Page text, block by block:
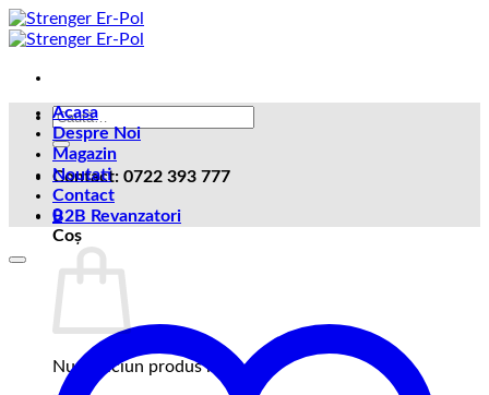
Skip
to
Caută
după:
Contact: 0722 393 777
0
Coș
Nu ai niciun produs în coș.
Acasa
Despre Noi
Magazin
Noutati
Contact
B2B Revanzatori